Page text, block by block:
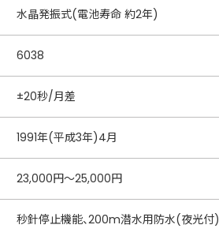
水晶発振式(電池寿命 約2年)
6038
±20秒/月差
1991年(平成3年)4月
23,000円〜25,000円
秒針停止機能、200m潜水用防水(夜光付)